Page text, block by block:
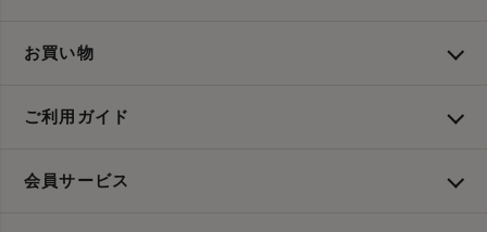
お買い物
ご利用ガイド
会員サービス